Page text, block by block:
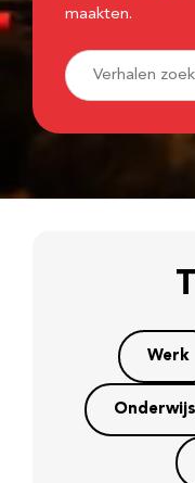
maakten.
Werk
Onderwijs